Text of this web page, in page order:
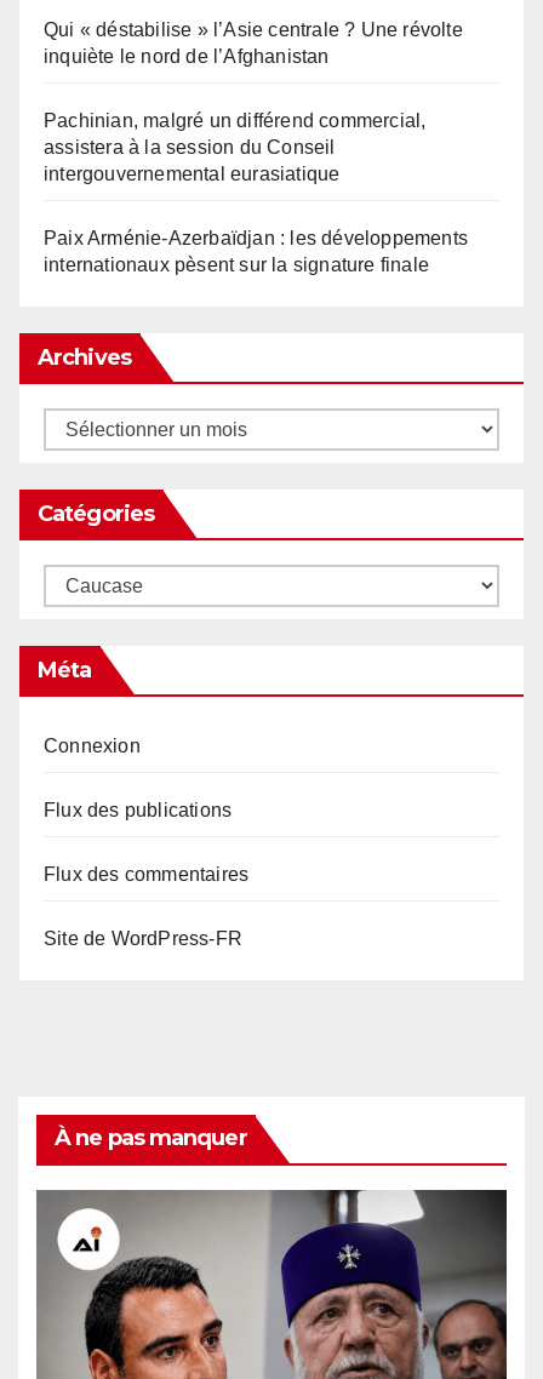
Qui « déstabilise » l’Asie centrale ? Une révolte
inquiète le nord de l’Afghanistan
Pachinian, malgré un différend commercial,
assistera à la session du Conseil
intergouvernemental eurasiatique
Paix Arménie-Azerbaïdjan : les développements
internationaux pèsent sur la signature finale
Archives
Archives
Catégories
Catégories
Méta
Connexion
Flux des publications
Flux des commentaires
Site de WordPress-FR
À ne pas manquer